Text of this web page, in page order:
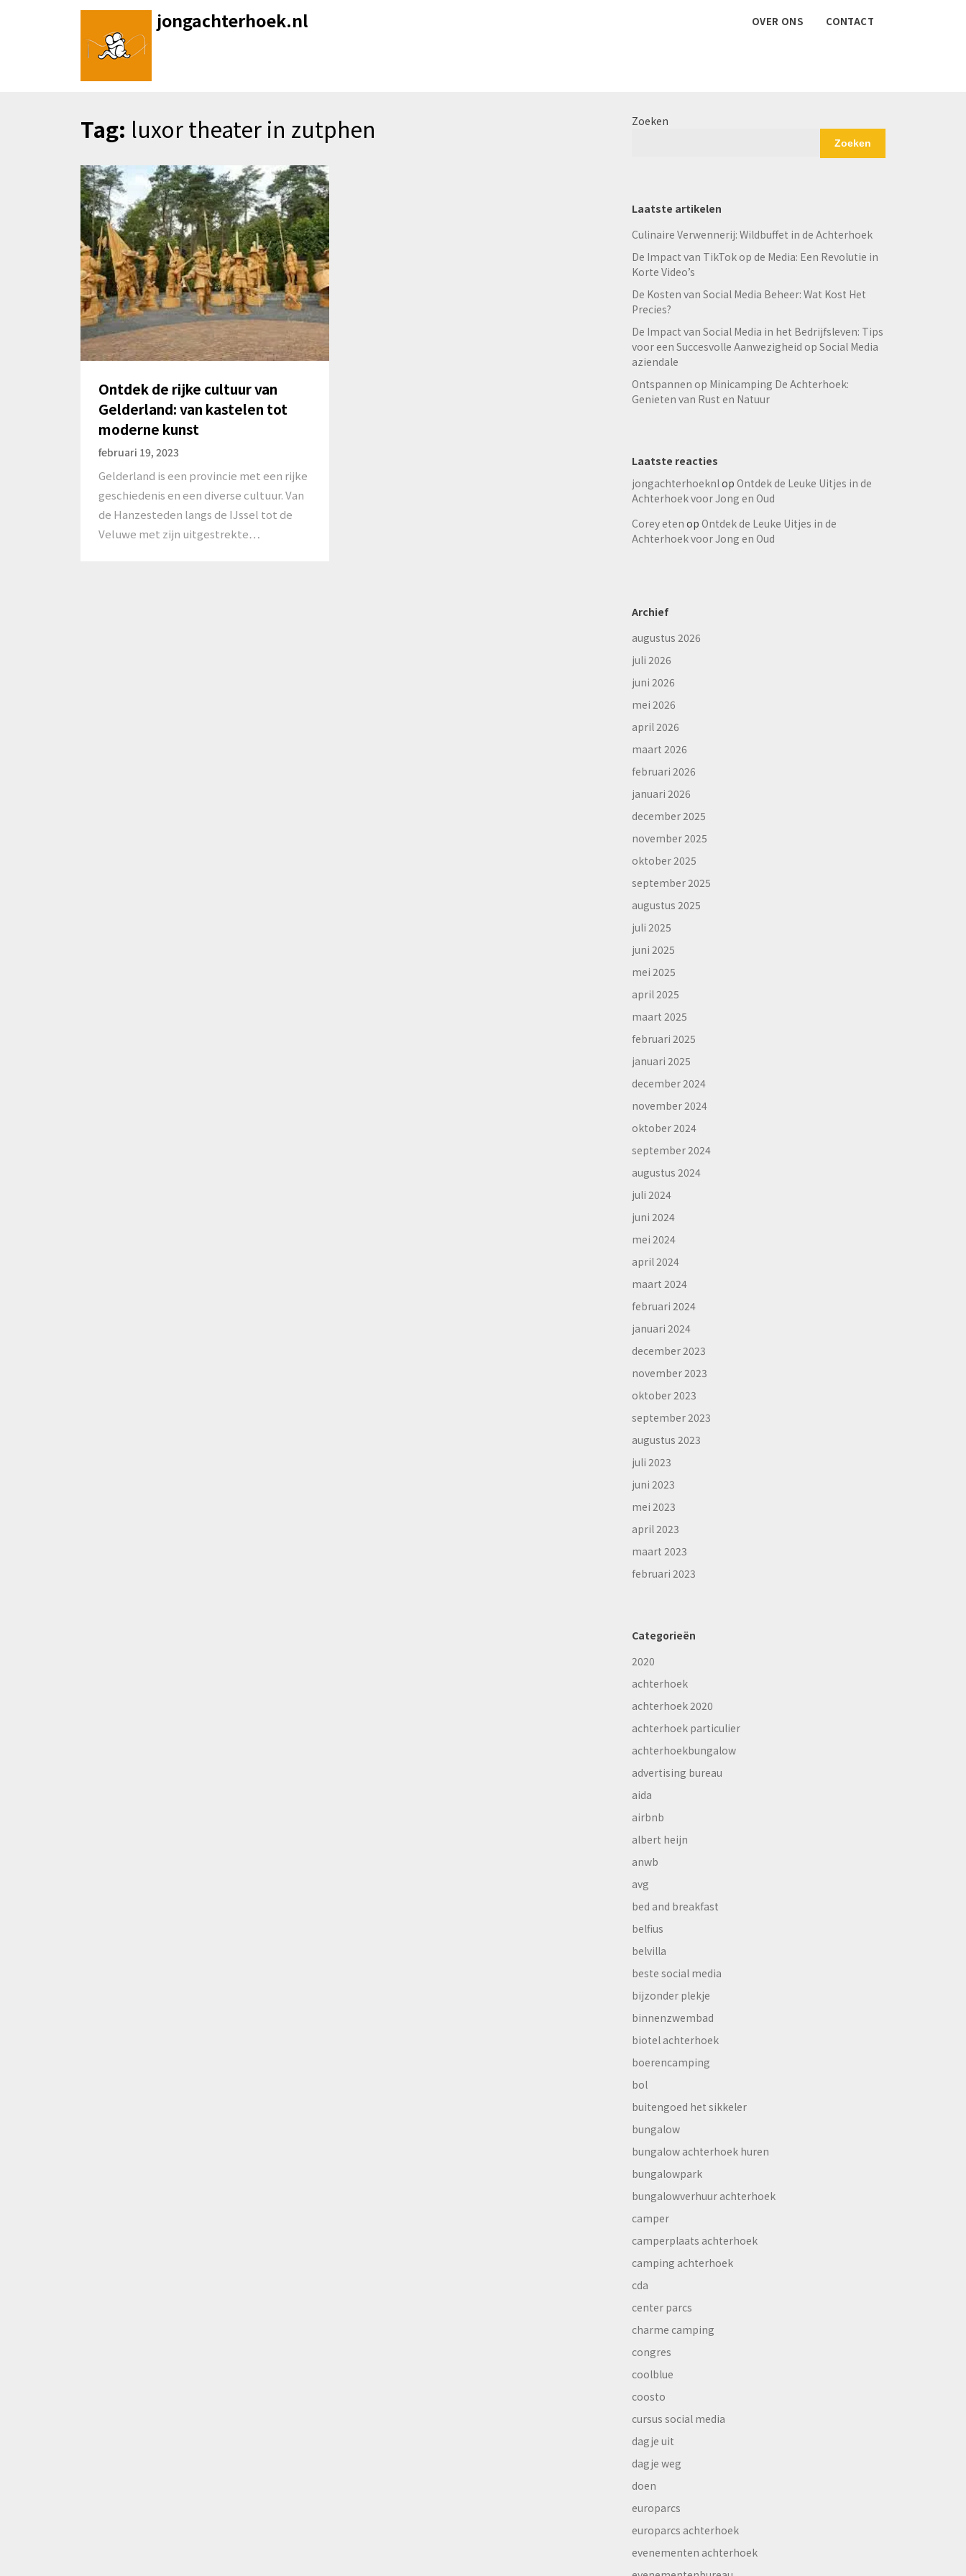
jongachterhoek.nl OVER ONS CONTACT
Tag: luxor theater in zutphen
Ontdek de rijke cultuur van
Gelderland: van kastelen tot
moderne kunst
februari 19, 2023
Gelderland is een provincie met een rijke
geschiedenis en een diverse cultuur. Van
de Hanzesteden langs de IJssel tot de
Veluwe met zijn uitgestrekte…
Zoeken
Zoeken
Laatste artikelen
Culinaire Verwennerij: Wildbuffet in de Achterhoek
De Impact van TikTok op de Media: Een Revolutie in
Korte Video’s
De Kosten van Social Media Beheer: Wat Kost Het
Precies?
De Impact van Social Media in het Bedrijfsleven: Tips
voor een Succesvolle Aanwezigheid op Social Media
aziendale
Ontspannen op Minicamping De Achterhoek:
Genieten van Rust en Natuur
Laatste reacties
jongachterhoeknlop Ontdek de Leuke Uitjes in de
Achterhoek voor Jong en Oud
Corey eten op Ontdek de Leuke Uitjes in de
Achterhoek voor Jong en Oud
Archief
augustus 2026
juli 2026
juni 2026
mei 2026
april 2026
maart 2026
februari 2026
januari 2026
december 2025
november 2025
oktober 2025
september 2025
augustus 2025
juli 2025
juni 2025
mei 2025
april 2025
maart 2025
februari 2025
januari 2025
december 2024
november 2024
oktober 2024
september 2024
augustus 2024
juli 2024
juni 2024
mei 2024
april 2024
maart 2024
februari 2024
januari 2024
december 2023
november 2023
oktober 2023
september 2023
augustus 2023
juli 2023
juni 2023
mei 2023
april 2023
maart 2023
februari 2023
Categorieën
2020
achterhoek
achterhoek 2020
achterhoek particulier
achterhoekbungalow
advertising bureau
aida
airbnb
albert heijn
anwb
avg
bed and breakfast
belfius
belvilla
beste social media
bijzonder plekje
binnenzwembad
biotel achterhoek
boerencamping
bol
buitengoed het sikkeler
bungalow
bungalow achterhoek huren
bungalowpark
bungalowverhuur achterhoek
camper
camperplaats achterhoek
camping achterhoek
cda
center parcs
charme camping
congres
coolblue
coosto
cursus social media
dagje uit
dagje weg
doen
europarcs
europarcs achterhoek
evenementen achterhoek